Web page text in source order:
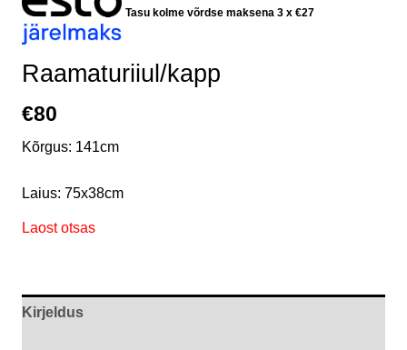
Tasu kolme võrdse maksena 3 x €27
Raamaturiiul/kapp
€80
Kõrgus: 141cm
Laius: 75x38cm
Laost otsas
Kirjeldus